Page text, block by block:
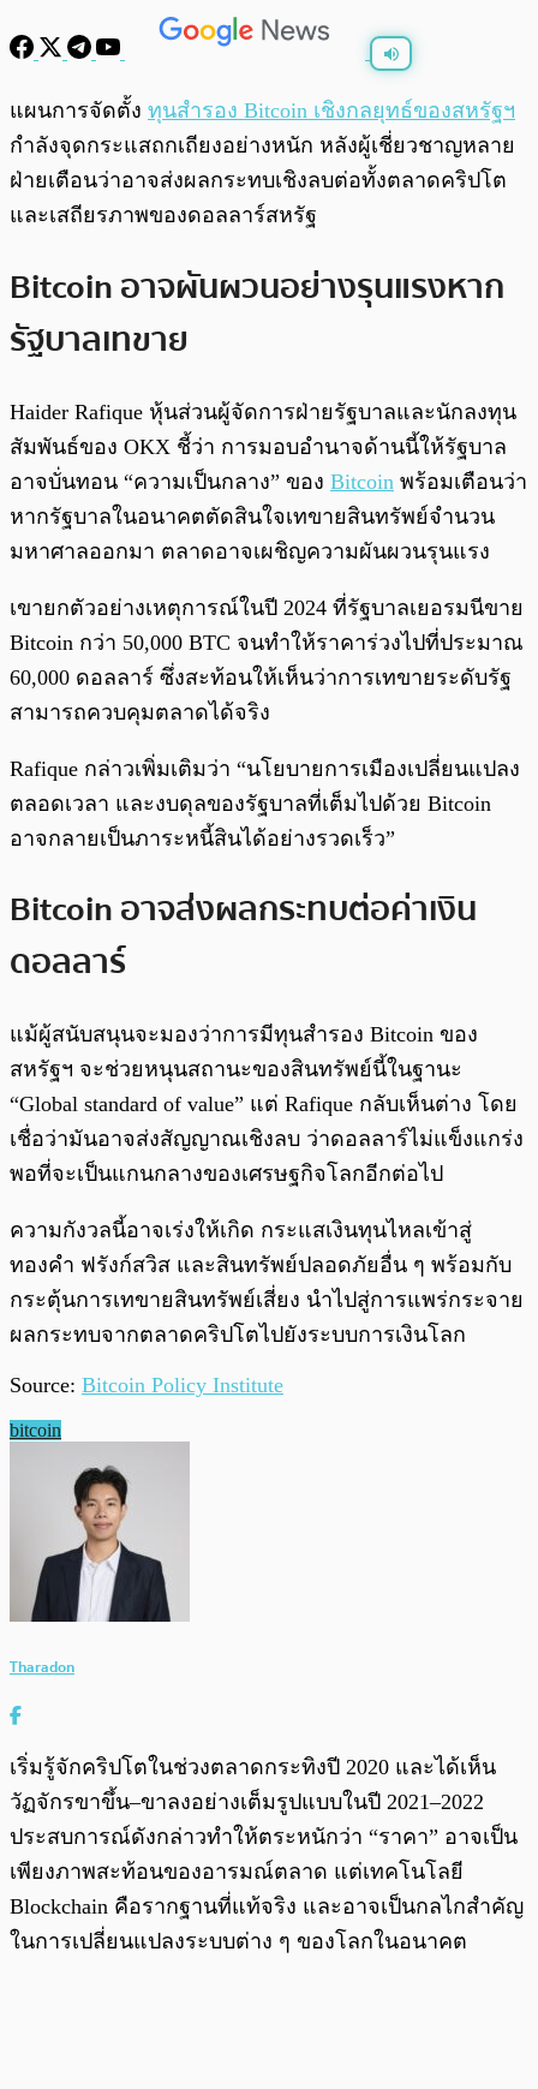
พร้อมเล่น 0:00 0:00
แผนการจัดตั้ง ทุนสำรอง Bitcoin เชิงกลยุทธ์ของสหรัฐฯ
กำลังจุดกระแสถกเถียงอย่างหนัก หลังผู้เชี่ยวชาญหลาย
ฝ่ายเตือนว่าอาจส่งผลกระทบเชิงลบต่อทั้งตลาดคริปโต
และเสถียรภาพของดอลลาร์สหรัฐ
Bitcoin อาจผันผวนอย่างรุนแรงหาก
รัฐบาลเทขาย
Haider Rafique หุ้นส่วนผู้จัดการฝ่ายรัฐบาลและนักลงทุน
สัมพันธ์ของ OKX ชี้ว่า การมอบอำนาจด้านนี้ให้รัฐบาล
อาจบั่นทอน “ความเป็นกลาง” ของ Bitcoin พร้อมเตือนว่า
หากรัฐบาลในอนาคตตัดสินใจเทขายสินทรัพย์จำนวน
มหาศาลออกมา ตลาดอาจเผชิญความผันผวนรุนแรง
เขายกตัวอย่างเหตุการณ์ในปี 2024 ที่รัฐบาลเยอรมนีขาย
Bitcoin กว่า 50,000 BTC จนทำให้ราคาร่วงไปที่ประมาณ
60,000 ดอลลาร์ ซึ่งสะท้อนให้เห็นว่าการเทขายระดับรัฐ
สามารถควบคุมตลาดได้จริง
Rafique กล่าวเพิ่มเติมว่า “นโยบายการเมืองเปลี่ยนแปลง
ตลอดเวลา และงบดุลของรัฐบาลที่เต็มไปด้วย Bitcoin
อาจกลายเป็นภาระหนี้สินได้อย่างรวดเร็ว”
Bitcoin อาจส่งผลกระทบต่อค่าเงิน
ดอลลาร์
แม้ผู้สนับสนุนจะมองว่าการมีทุนสำรอง Bitcoin ของ
สหรัฐฯ จะช่วยหนุนสถานะของสินทรัพย์นี้ในฐานะ
“Global standard of value” แต่ Rafique กลับเห็นต่าง โดย
เชื่อว่ามันอาจส่งสัญญาณเชิงลบ ว่าดอลลาร์ไม่แข็งแกร่ง
พอที่จะเป็นแกนกลางของเศรษฐกิจโลกอีกต่อไป
ความกังวลนี้อาจเร่งให้เกิด กระแสเงินทุนไหลเข้าสู่
ทองคำ ฟรังก์สวิส และสินทรัพย์ปลอดภัยอื่น ๆ พร้อมกับ
กระตุ้นการเทขายสินทรัพย์เสี่ยง นำไปสู่การแพร่กระจาย
ผลกระทบจากตลาดคริปโตไปยังระบบการเงินโลก
Source: Bitcoin Policy Institute
bitcoin
Tharadon
เริ่มรู้จักคริปโตในช่วงตลาดกระทิงปี 2020 และได้เห็น
วัฏจักรขาขึ้น–ขาลงอย่างเต็มรูปแบบในปี 2021–2022
ประสบการณ์ดังกล่าวทำให้ตระหนักว่า “ราคา” อาจเป็น
เพียงภาพสะท้อนของอารมณ์ตลาด แต่เทคโนโลยี
Blockchain คือรากฐานที่แท้จริง และอาจเป็นกลไกสำคัญ
ในการเปลี่ยนแปลงระบบต่าง ๆ ของโลกในอนาคต